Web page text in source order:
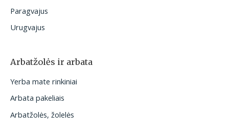
Paragvajus
Urugvajus
Arbatžolės ir arbata
Yerba mate rinkiniai
Arbata pakeliais
Arbatžolės, žolelės